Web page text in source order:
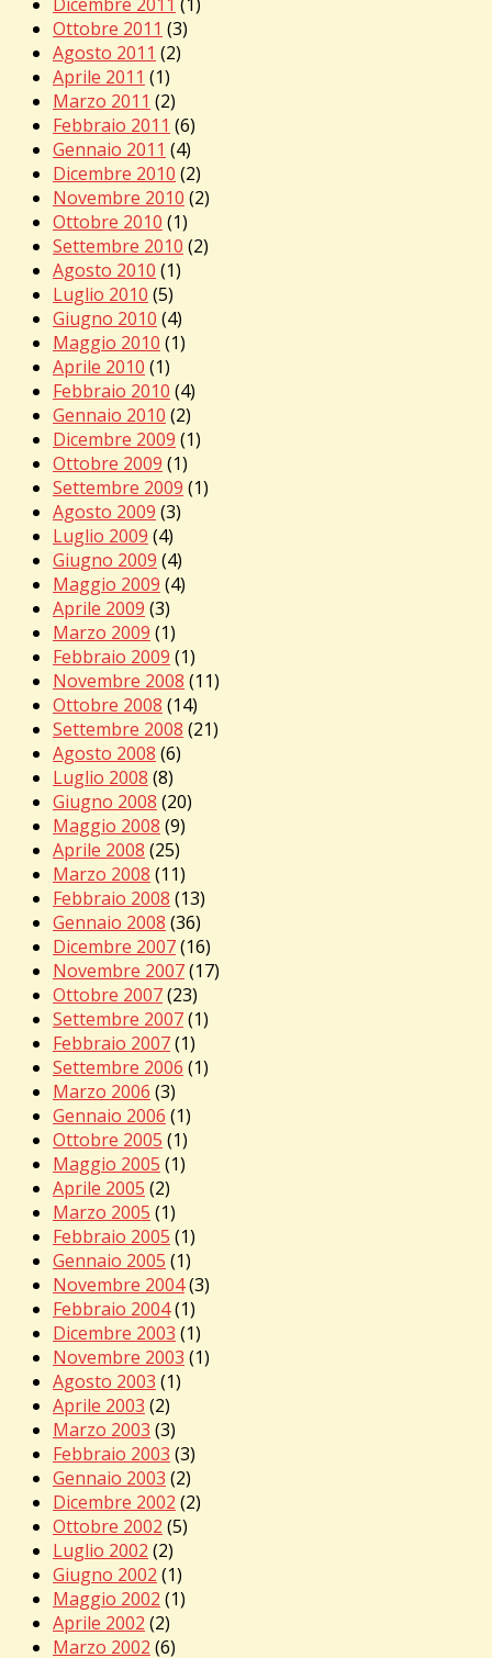
Ottobre 2011 (3)
Agosto 2011 (2)
Aprile 2011 (1)
Marzo 2011 (2)
Febbraio 2011 (6)
Gennaio 2011 (4)
Dicembre 2010 (2)
Novembre 2010 (2)
Ottobre 2010 (1)
Settembre 2010 (2)
Agosto 2010 (1)
Luglio 2010 (5)
Giugno 2010 (4)
Maggio 2010 (1)
Aprile 2010 (1)
Febbraio 2010 (4)
Gennaio 2010 (2)
Dicembre 2009 (1)
Ottobre 2009 (1)
Settembre 2009 (1)
Agosto 2009 (3)
Luglio 2009 (4)
Giugno 2009 (4)
Maggio 2009 (4)
Aprile 2009 (3)
Marzo 2009 (1)
Febbraio 2009 (1)
Novembre 2008 (11)
Ottobre 2008 (14)
Settembre 2008 (21)
Agosto 2008 (6)
Luglio 2008 (8)
Giugno 2008 (20)
Maggio 2008 (9)
Aprile 2008 (25)
Marzo 2008 (11)
Febbraio 2008 (13)
Gennaio 2008 (36)
Dicembre 2007(16)
Novembre 2007(17)
Ottobre 2007(23)
Settembre 2007(1)
Febbraio 2007(1)
Settembre 2006 (1)
Marzo 2006 (3)
Gennaio 2006 (1)
Ottobre 2005 (1)
Maggio 2005 (1)
Aprile 2005 (2)
Marzo 2005 (1)
Febbraio 2005 (1)
Gennaio 2005 (1)
Novembre 2004(3)
Febbraio 2004(1)
Dicembre 2003 (1)
Novembre 2003 (1)
Agosto 2003 (1)
Aprile 2003 (2)
Marzo 2003 (3)
Febbraio 2003 (3)
Gennaio 2003 (2)
Dicembre 2002 (2)
Ottobre 2002 (5)
Luglio 2002 (2)
Giugno 2002 (1)
Maggio 2002 (1)
Aprile 2002 (2)
Marzo 2002 (6)